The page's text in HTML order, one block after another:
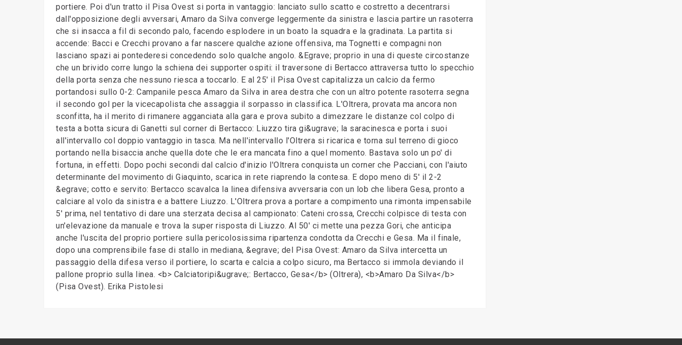
portiere. Poi d'un tratto il Pisa Ovest si porta in vantaggio: lanciato sullo scatto e costretto a decentrarsi
dall'opposizione degli avversari, Amaro da Silva converge leggermente da sinistra e lascia partire un rasoterra
che si insacca a fil di secondo palo, facendo esplodere in un boato la squadra e la gradinata. La partita si
accende: Bacci e Crecchi provano a far nascere qualche azione offensiva, ma Tognetti e compagni non
lasciano spazi ai pontederesi concedendo solo qualche angolo. &Egrave; proprio in una di queste circostanze
che un brivido corre lungo la schiena dei supporter ospiti: il traversone di Bertacco attraversa tutto lo specchio
della porta senza che nessuno riesca a toccarlo. E al 25' il Pisa Ovest capitalizza un calcio da fermo
portandosi sullo 0-2: Campanile pesca Amaro da Silva in area destra che con un altro potente rasoterra segna
il secondo gol per la vicecapolista che assaggia il sorpasso in classifica. L'Oltrera, provata ma ancora non
sconfitta, ha il merito di rimanere agganciata alla gara e prova subito a dimezzare le distanze col colpo di
testa a botta sicura di Ganetti sul corner di Bertacco: Liuzzo tira gi&ugrave; la saracinesca e porta i suoi
all'intervallo col doppio vantaggio in tasca. Ma nell'intervallo l'Oltrera si ricarica e torna sul terreno di gioco
portando nella bisaccia anche quella dote che le era mancata fino a quel momento. Bastava solo un po' di
fortuna, in effetti. Dopo pochi secondi dal calcio d'inizio l'Oltrera conquista un corner che Pacciani, con l'aiuto
determinante del movimento di Giaquinto, scarica in rete riaprendo la contesa. E dopo meno di 5' il 2-2
&egrave; cotto e servito: Bertacco scavalca la linea difensiva avversaria con un lob che libera Gesa, pronto a
calciare al volo da sinistra e a battere Liuzzo. L'Oltrera prova a portare a compimento una rimonta impensabile
5' prima, nel tentativo di dare una sterzata decisa al campionato: Cateni crossa, Crecchi colpisce di testa con
un'elevazione da manuale e trova la super risposta di Liuzzo. Al 50' ci mette una pezza Gori, che anticipa
anche l'uscita del proprio portiere sulla pericolosissima ripartenza condotta da Crecchi e Gesa. Ma il finale,
dopo una comprensibile fase di stallo in mediana, &egrave; del Pisa Ovest: Amaro da Silva intercetta un
passaggio della difesa verso il portiere, lo scarta e calcia a colpo sicuro, ma Bertacco si immola deviando il
pallone proprio sulla linea. <b> Calciatoripi&ugrave;: Bertacco, Gesa</b> (Oltrera), <b>Amaro Da Silva</b>
(Pisa Ovest). Erika Pistolesi